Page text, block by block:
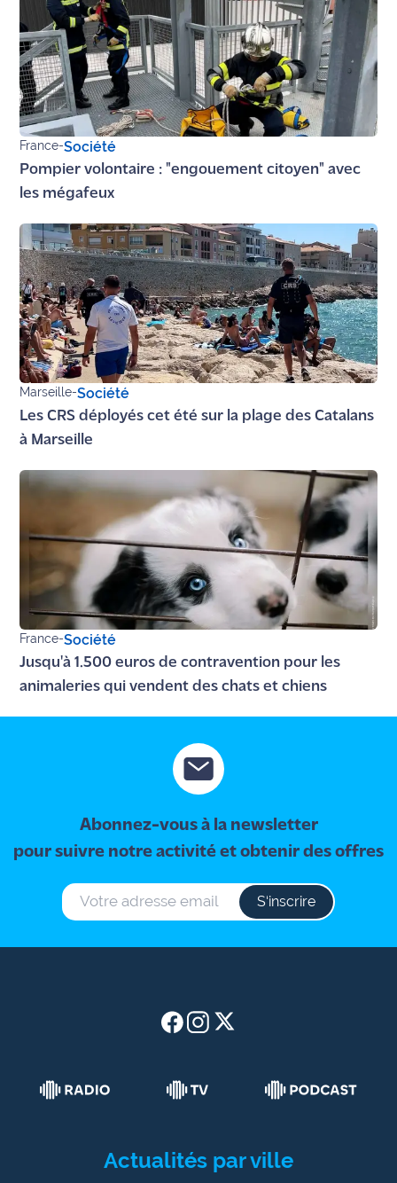
Ecouter
et voir
Maritima
Qui
sommes
nous ?
Devenir
Recrutement
Mention
légales
Conditions
générales
d'utilisation du
site maritima.fr
France-Société
Pompier volontaire : "engouement citoyen" avec
les mégafeux
Marseille-Société
Les CRS déployés cet été sur la plage des Catalans
à Marseille
France-Société
Jusqu'à 1.500 euros de contravention pour les
animaleries qui vendent des chats et chiens
Abonnez-vous à la newsletter
pour suivre notre activité et obtenir des offres
S‘inscrire
Actualités par ville